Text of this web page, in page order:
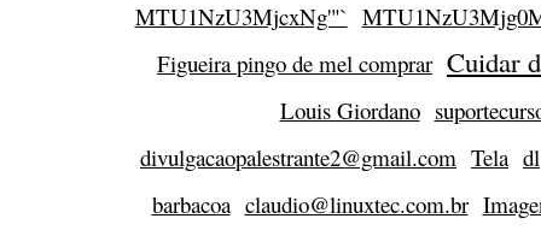
MTU1NzU3MjcxNg'"`
Figueira pingo de mel comprar Cuidar
Louis Giordano
divulgacaopalestrante2@gmail.com Tela dl
barbacoa claudio@linuxtec.com.br